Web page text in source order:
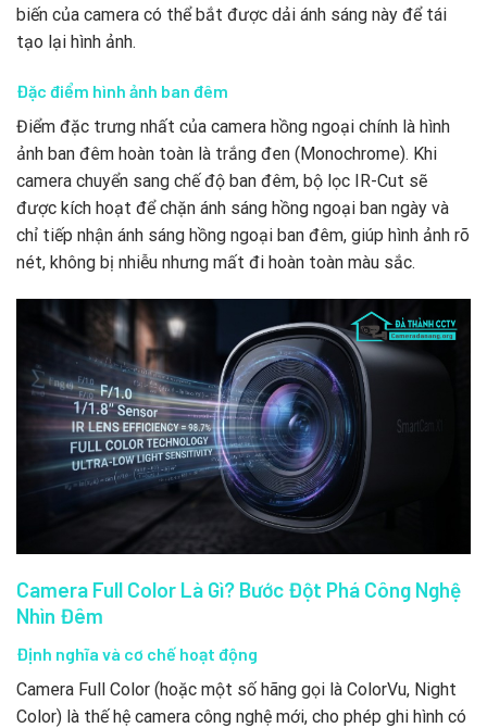
biến của camera có thể bắt được dải ánh sáng này để tái
tạo lại hình ảnh.
Đặc điểm hình ảnh ban đêm
Điểm đặc trưng nhất của camera hồng ngoại chính là hình
ảnh ban đêm hoàn toàn là trắng đen (Monochrome). Khi
camera chuyển sang chế độ ban đêm, bộ lọc IR-Cut sẽ
được kích hoạt để chặn ánh sáng hồng ngoại ban ngày và
chỉ tiếp nhận ánh sáng hồng ngoại ban đêm, giúp hình ảnh rõ
nét, không bị nhiễu nhưng mất đi hoàn toàn màu sắc.
Camera Full Color Là Gì? Bước Đột Phá Công Nghệ
Nhìn Đêm
Định nghĩa và cơ chế hoạt động
Camera Full Color (hoặc một số hãng gọi là ColorVu, Night
Color) là thế hệ camera công nghệ mới, cho phép ghi hình có